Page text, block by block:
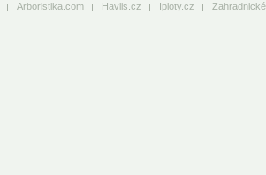
Arboristika.com Havlis.cz Iploty.cz